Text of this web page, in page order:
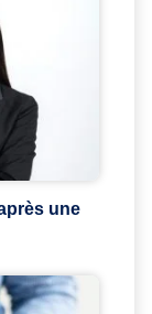
une